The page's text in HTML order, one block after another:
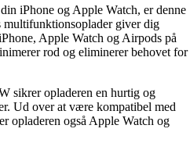
iPhone og Apple Watch, er denne
multifunktionsoplader giver dig
Apple Watch og Airpods på
rod og eliminerer behovet for
sikrer opladeren en hurtig og
Ud over at være kompatibel med
opladeren også Apple Watch og